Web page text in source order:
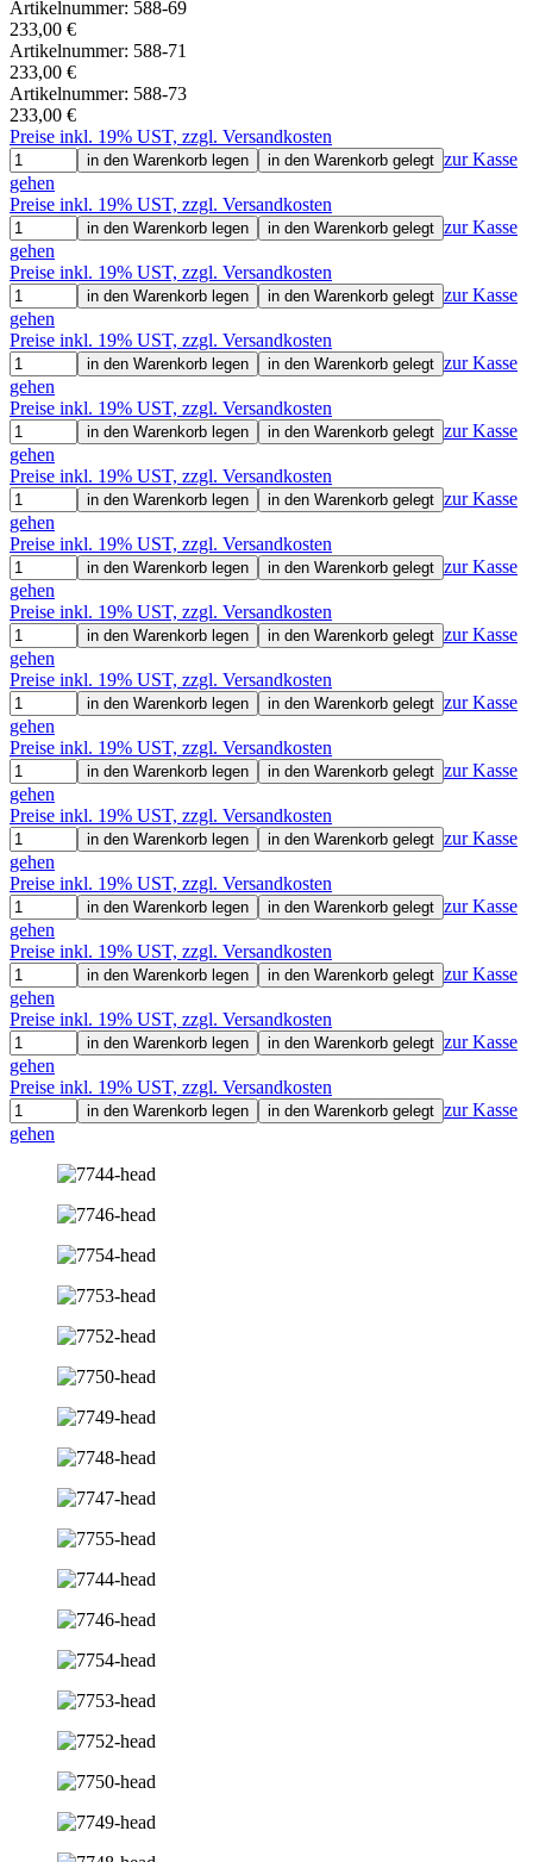
Artikelnummer: 588-69
233,00 €
Artikelnummer: 588-71
233,00 €
Artikelnummer: 588-73
233,00 €
Preise inkl. 19% UST, zzgl. Versandkosten
in den Warenkorb legen in den Warenkorb gelegt zur Kasse
gehen
Preise inkl. 19% UST, zzgl. Versandkosten
in den Warenkorb legen in den Warenkorb gelegt zur Kasse
gehen
Preise inkl. 19% UST, zzgl. Versandkosten
in den Warenkorb legen in den Warenkorb gelegt zur Kasse
gehen
Preise inkl. 19% UST, zzgl. Versandkosten
in den Warenkorb legen in den Warenkorb gelegt zur Kasse
gehen
Preise inkl. 19% UST, zzgl. Versandkosten
in den Warenkorb legen in den Warenkorb gelegt zur Kasse
gehen
Preise inkl. 19% UST, zzgl. Versandkosten
in den Warenkorb legen in den Warenkorb gelegt zur Kasse
gehen
Preise inkl. 19% UST, zzgl. Versandkosten
in den Warenkorb legen in den Warenkorb gelegt zur Kasse
gehen
Preise inkl. 19% UST, zzgl. Versandkosten
in den Warenkorb legen in den Warenkorb gelegt zur Kasse
gehen
Preise inkl. 19% UST, zzgl. Versandkosten
in den Warenkorb legen in den Warenkorb gelegt zur Kasse
gehen
Preise inkl. 19% UST, zzgl. Versandkosten
in den Warenkorb legen in den Warenkorb gelegt zur Kasse
gehen
Preise inkl. 19% UST, zzgl. Versandkosten
in den Warenkorb legen in den Warenkorb gelegt zur Kasse
gehen
Preise inkl. 19% UST, zzgl. Versandkosten
in den Warenkorb legen in den Warenkorb gelegt zur Kasse
gehen
Preise inkl. 19% UST, zzgl. Versandkosten
in den Warenkorb legen in den Warenkorb gelegt zur Kasse
gehen
Preise inkl. 19% UST, zzgl. Versandkosten
in den Warenkorb legen in den Warenkorb gelegt zur Kasse
gehen
Preise inkl. 19% UST, zzgl. Versandkosten
in den Warenkorb legen in den Warenkorb gelegt zur Kasse
gehen